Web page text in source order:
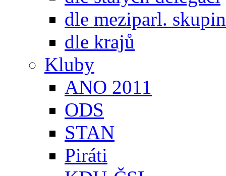
dle meziparl. skupin
dle krajů
Kluby
ANO 2011
ODS
STAN
Piráti